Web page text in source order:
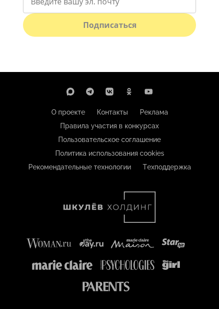
Подписаться
О проекте Контакты
Реклама
Правила участия в конкурсах
Пользовательское соглашение
Политика использования cookies
Рекомендательные технологии
Техподдержка